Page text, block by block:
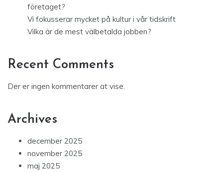
företaget?
Vi fokusserar mycket på kultur i vår tidskrift
Vilka är de mest välbetalda jobben?
Recent Comments
Der er ingen kommentarer at vise.
Archives
december 2025
november 2025
maj 2025